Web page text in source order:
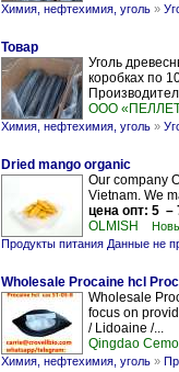
Химия, нефтехимия, уголь »
Товар
Уголь
коробках по
ООО
Химия, нефтехимия, уголь »
Dried mango organic
Our company
Vietnam. We
цена опт: 5 –
OLMISH
Продукты питания Данные не
Wholesale Procaine hcl
Wholesale
focus on
/ Lidoaine /...
Qingdao Cemo
Химия, нефтехимия, уголь »